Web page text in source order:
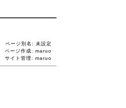
ページ別名: 未設定
ページ作成: maruo
サイト管理:maruo